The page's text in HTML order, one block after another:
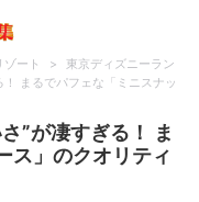
ート >
東京ディズニーラン
！ まるでパフェな「ミニスナッ
”が凄すぎる！ ま
ス」のクオリティ